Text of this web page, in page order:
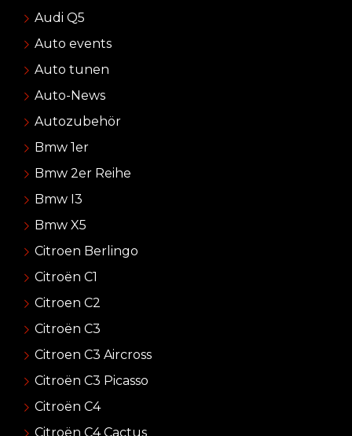
Audi Q5
Auto events
Auto tunen
Auto-News
Autozubehör
Bmw 1er
Bmw 2er Reihe
Bmw I3
Bmw X5
Citroen Berlingo
Citroën C1
Citroen C2
Citroën C3
Citroen C3 Aircross
Citroën C3 Picasso
Citroën C4
Citroën C4 Cactus